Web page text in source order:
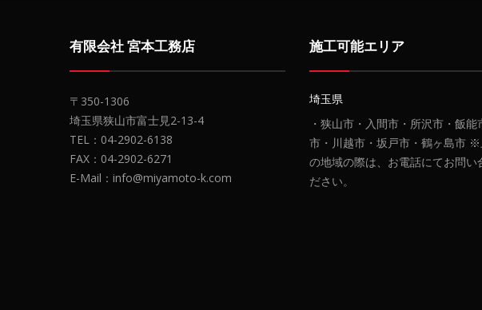
有限会社 宮本工務店
〒350-1306
埼玉県狭山市富士見2-13-4
TEL：04-2902-6138
FAX：04-2902-6271
E-Mail：info@miyamoto-k.com
施工可能エリア
埼玉県
・狭山市・入間市・所沢市・飯能
市・川越市・坂戸市・鶴ヶ島市
の地域の際は、お電話にてお問い
ださい。